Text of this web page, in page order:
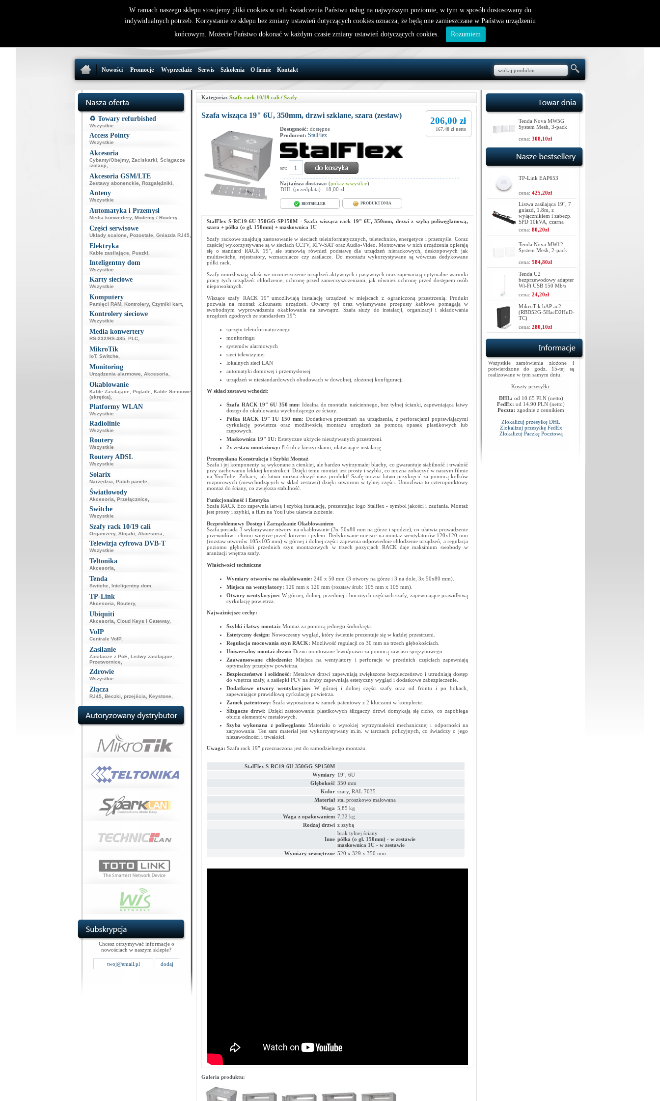
nowy klient
32 721 86 72
support@wirelesslan.com.pl
W koszyku jest 0 produktów(y)
Nowości Promocje Wyprzedaże Serwis Szkolenia O firmie Kontakt
♻️ Towary refurbished
Wszystkie
Access Pointy
Wszystkie
Akcesoria
Cybanty/Obejmy, Zaciskarki
Ściągacze
izolacji
Akcesoria GSM/LTE
Zestawy abonenckie Rozgałęźniki
Anteny
Wszystkie
Automatyka i Przemysł
Media konwertery, Modemy / Routery,
Części serwisowe
Układy scalone Pozostałe Gniazda RJ45,
Elektryka
Kable zasilające Puszki
Inteligentny dom
Wszystkie
Karty sieciowe
Wszystkie
Komputery
Pamięci RAM, Kontrolery, Czytniki kart,
Kontrolery sieciowe
Wszystkie
Media konwertery
RS-232/RS-485, PLC,
MikroTik
IoT, Switche
Monitoring
Urządzenia alarmowe Akcesoria
Okablowanie
Kable Zasilające Pigtaile
Kable Sieciowe
(skrętka),
Platformy WLAN
Wszystkie
Radiolinie
Wszystkie
Routery
Wszystkie
Routery ADSL
Wszystkie
Solarix
Narzędzia Patch panele
Światłowody
Akcesoria Przełącznice
Switche
Wszystkie
Szafy rack 10/19 cali
Organizery, Stojaki Akcesoria
Telewizja cyfrowa DVB-T
Wszystkie
Teltonika
Akcesoria
Tenda
Switche Inteligentny dom,
TP-Link
Akcesoria Routery,
Ubiquiti
Akcesoria Cloud Keys i Gateway,
VoIP
Centrale VoIP,
Zasilanie
Zasilacze z PoE Listwy zasilające
Przetwornice
Zdrowie
Wszystkie
Złącza
RJ45, Beczki, przejścia Keystone
Chcesz otrzymywać informacje o
nowościach w naszym sklepie?
Kategoria: Szafy rack 10/19 cali / Szafy
Szafa wisząca 19" 6U, 350mm, drzwi szklane, szara (zestaw)
206,00 zł
167,48 zł netto
Dostępność: dostępne
Producent: StalFlex
szt:
Najtańsza dostawa: (pokaż wszystkie)
DHL (przedpłata) - 18,00 zł
BESTSELLER PRODUKT DNIA
StalFlex S-RC19-6U-350GG-SP150M - Szafa wisząca rack 19" 6U, 350mm, drzwi z szybą poliwęglanową,
szara + półka (o gł. 150mm) + maskownica 1U
Szafy rackowe znajdują zastosowanie w sieciach teleinformatycznych, teletechnice, energetyce i przemyśle. Coraz
częściej wykorzystywane są w sieciach CCTV, RTV-SAT oraz Audio-Video. Montowane w nich urządzenia opierają
się o standard RACK 19”, ale stanowią również podstawę dla urządzeń nierackowych, desktopowych jak
multiswitche, rejestratory, wzmacniacze czy zasilacze. Do montażu wykorzystywane są wówczas dedykowane
półki rack.
Szafy umożliwiają właściwe rozmieszczenie urządzeń aktywnych i pasywnych oraz zapewniają optymalne warunki
pracy tych urządzeń: chłodzenie, ochronę przed zanieczyszczeniami, jak również ochronę przed dostępem osób
niepowołanych.
Wiszące szafy RACK 19" umożliwiają instalację urządzeń w miejscach z ograniczoną przestrzenią. Produkt
pozwala na montaż kilkunastu urządzeń. Otwarty tył oraz wyłamywane przepusty kablowe pomagają w
swobodnym wyprowadzeniu okablowania na zewnątrz. Szafa służy do instalacji, organizacji i składowania
urządzeń zgodnych ze standardem 19":
sprzętu teleinformatycznego
monitoringu
systemów alarmowych
sieci telewizyjnej
lokalnych sieci LAN
automatyki domowej i przemysłowej
urządzeń w niestandardowych obudowach w dowolnej, złożonej konfiguracji
W skład zestawu wchodzi:
Szafa RACK 19" 6U 350 mm: Idealna do montażu naściennego, bez tylnej ścianki, zapewniająca łatwy
dostęp do okablowania wychodzącego ze ściany.
Półka RACK 19" 1U 150 mm: Dodatkowa przestrzeń na urządzenia, z perforacjami poprawiającymi
cyrkulację powietrza oraz możliwością montażu urządzeń za pomocą opasek plastikowych lub
rzepowych.
Maskownica 19" 1U: Estetyczne ukrycie nieużywanych przestrzeni.
2x zestaw montażowy: 8 śrub z koszyczkami, ułatwiające instalację.
Przemyślana Konstrukcja i Szybki Montaż
Szafa i jej komponenty są wykonane z cienkiej, ale bardzo wytrzymałej blachy, co gwarantuje stabilność i trwałość
przy zachowaniu lekkiej konstrukcji. Dzięki temu montaż jest prosty i szybki, co można zobaczyć w naszym filmie
na YouTube. Zobacz, jak łatwo można złożyć nasz produkt! Szafę można łatwo przykręcić za pomocą kołków
rozporowych (niewchodzących w skład zestawu) dzięki otworom w tylnej części. Umożliwia to czteropunktowy
montaż do ściany, co zwiększa stabilność.
Funkcjonalność i Estetyka
Szafa RACK Eco zapewnia łatwą i szybką instalację, prezentując logo Stalflex - symbol jakości i zaufania. Montaż
jest prosty i szybki, a film na YouTube ułatwia złożenie.
Bezproblemowy Dostęp i Zarządzanie Okablowaniem
Szafa posiada 3 wyłamywane otwory na okablowanie (3x 50x80 mm na górze i spodzie), co ułatwia prowadzenie
przewodów i chroni wnętrze przed kurzem i pyłem. Dedykowane miejsce na montaż wentylatorów 120x120 mm
(rozstaw otworów 105x105 mm) w górnej i dolnej części zapewnia odpowiednie chłodzenie urządzeń, a regulacja
poziomu głębokości przednich szyn montażowych w trzech pozycjach RACK daje maksimum swobody w
aranżacji wnętrza szafy.
Właściwości techniczne
Wymiary otworów na okablowanie: 240 x 50 mm (3 otwory na górze i 3 na dole, 3x 50x80 mm).
Miejsca na wentylatory: 120 mm x 120 mm (rozstaw śrub: 105 mm x 105 mm).
Otwory wentylacyjne: W górnej, dolnej, przedniej i bocznych częściach szafy, zapewniające prawidłową
cyrkulację powietrza.
Najważniejsze cechy:
Szybki i łatwy montaż: Montaż za pomocą jednego śrubokręta.
Estetyczny design: Nowoczesny wygląd, który świetnie prezentuje się w każdej przestrzeni.
Regulacja mocowania szyn RACK: Możliwość regulacji co 30 mm na trzech głębokościach.
Uniwersalny montaż drzwi: Drzwi montowane lewo/prawo za pomocą zawiasu sprężynowego.
Zaawansowane chłodzenie: Miejsca na wentylatory i perforacje w przednich częściach zapewniają
optymalny przepływ powietrza.
Bezpieczeństwo i solidność:Metalowe drzwi zapewniają zwiększone bezpieczeństwo i utrudniają dostęp
do wnętrza szafy, a zaślepki PCV na śruby zapewniają estetyczny wygląd i dodatkowe zabezpieczenie.
Dodatkowe otwory wentylacyjne: W górnej i dolnej części szafy oraz od frontu i po bokach,
zapewniające prawidłową cyrkulację powietrza.
Zamek patentowy: Szafa wyposażona w zamek patentowy z 2 kluczami w komplecie.
Ślizgacze drzwi: Dzięki zastosowaniu plastikowych ślizgaczy drzwi domykają się cicho, co zapobiega
obiciu elementów metalowych.
Szyba wykonana z poliwęglanu: Materiału o wysokiej wytrzymałości mechanicznej i odporności na
zarysowania. Ten sam materiał jest wykorzystywany m.in. w tarczach policyjnych, co świadczy o jego
niezawodności i trwałości.
Uwaga: Szafa rack 19” przeznaczona jest do samodzielnego montażu.
StalFlex S-RC19-6U-350GG-SP150M
Wymiary 19", 6U
Głębokość 350 mm
Kolor szary, RAL 7035
Materiał stal proszkowo malowana
Waga 5,85 kg
Waga z opakowaniem 7,32 kg
Rodzaj drzwi z szybą
Inne
brak tylnej ściany
półka (o gł. 150mm) - w zestawie
maskownica 1U - w zestawie
Wymiary zewnętrzne 520 x 329 x 350 mm
Galeria produktu:
Tenda Nova MW5G
System Mesh, 3-pack
cena: 308,10zł
TP-Link EAP653
cena: 425,20zł
Listwa zasilająca 19", 7
gniazd, 1.8m, z
wyłącznikiem i zabezp.
SPD 10kVA, czarna
cena: 80,20zł
Tenda Nova MW12
System Mesh, 2-pack
cena: 584,80zł
Tenda U2
bezprzewodowy adapter
Wi-Fi USB 150 Mb/s
cena: 24,20zł
MikroTik hAP ac2
(RBD52G-5HacD2HnD-
TC)
cena: 280,10zł
Wszystkie zamówienia złożone i
potwierdzone do godz. 15-tej są
realizowane w tym samym dniu.
Koszty przesyłki:
DHL: od 10.65 PLN (netto)
FedEx: od 14.90 PLN (netto)
Poczta: zgodnie z cennikiem
Zlokalizuj przesyłkę DHL
Zlokalizuj przesyłkę FedEx
Zlokalizuj Paczkę Pocztową
W ramach naszego sklepu stosujemy pliki cookies w celu świadczenia Państwu usług na najwyższym poziomie, w tym w sposób dostosowany do
indywidualnych potrzeb. Korzystanie ze sklepu bez zmiany ustawień dotyczących cookies oznacza, że będą one zamieszczane w Państwa urządzeniu
końcowym. Możecie Państwo dokonać w każdym czasie zmiany ustawień dotyczących cookies.
Rozumiem